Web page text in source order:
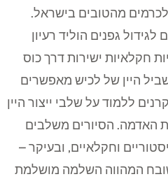
מהטובים בישראל.
גפנים הוליד רעיון
חקלאיות ישירות דרך כוס
היין של לכיש מאפשרים
ללמוד על שלבי ייצור היין
האדמה. הסיורים משלבים
וחקלאיים, ובעיקר –
המהווה השלמה מושלמת